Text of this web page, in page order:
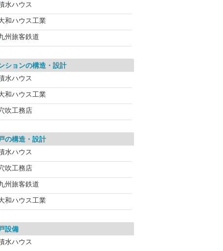
水ハウス
和ハウス工業
州旅客鉄道
ションの構造・設計
水ハウス
和ハウス工業
吹工務店
の構造・設計
水ハウス
吹工務店
州旅客鉄道
和ハウス工業
設備
水ハウス